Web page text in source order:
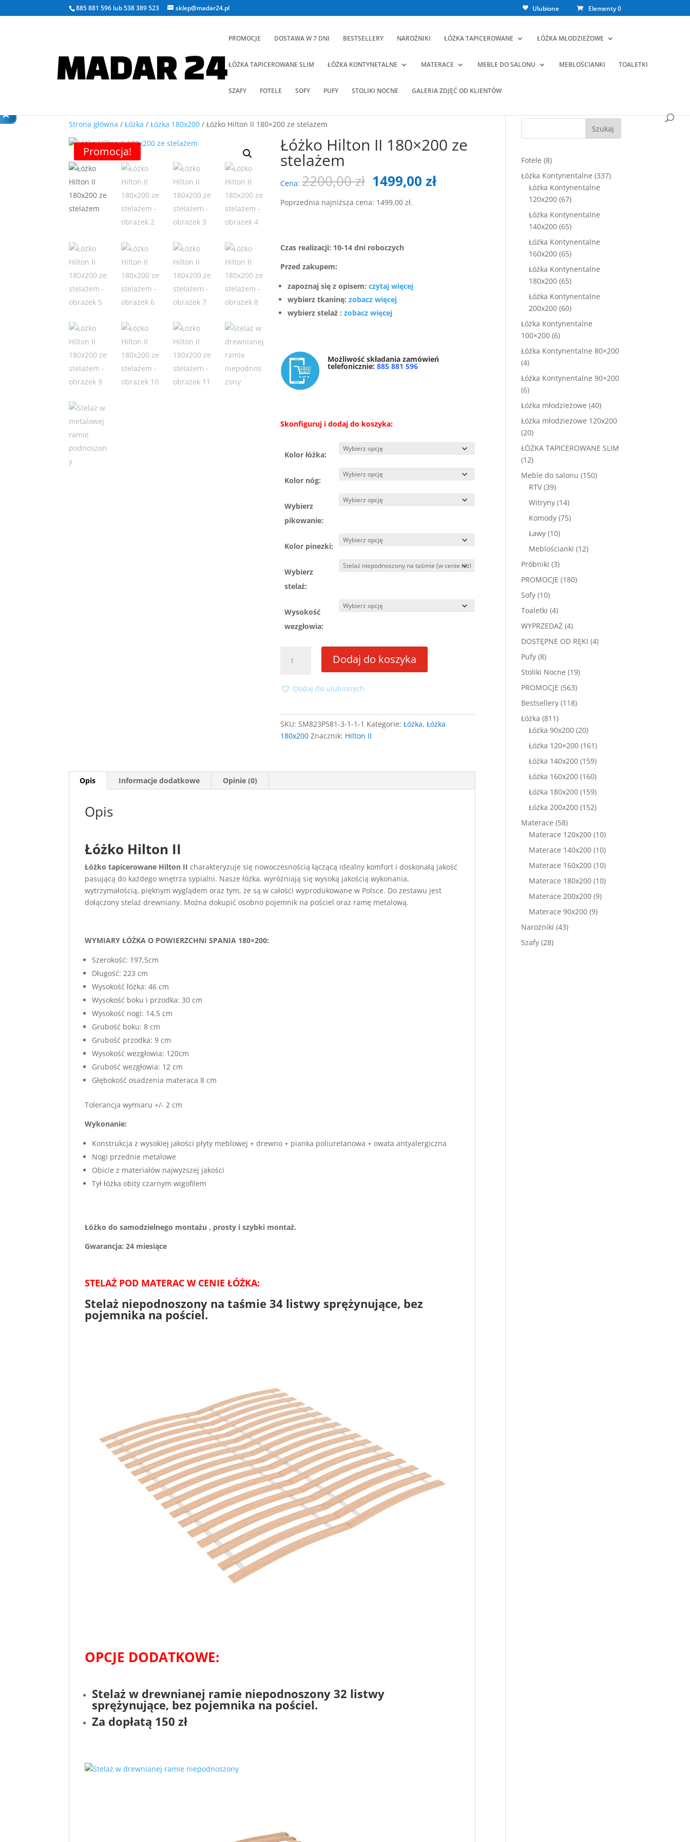
885 881 596 lub538 389 523 sklep@madar24.pl Ulubione Elementy 0
PROMOCJE DOSTAWA W 7 DNI BESTSELLERY NAROŻNIKI ŁÓŻKA TAPICEROWANE ŁÓŻKA MŁODZIEŻOWE
ŁÓŻKA TAPICEROWANE SLIM ŁÓŻKA KONTYNETALNE MATERACE MEBLE DO SALONU MEBLOŚCIANKI TOALETKI
SZAFY FOTELE SOFY PUFY STOLIKI NOCNE GALERIA ZDJĘĆ OD KLIENTÓW
Strona główna /Łóżka /Łóżka 180x200 / Łóżko Hilton II 180×200 ze stelażem
Promocja! Łóżko Hilton II 180×200 ze
stelażem
Cena:2200,00zł Pierwotna
cena
wynosiła:
1499,00złAktualna
Poprzednia najniższa cena: 1499,00zł.
Czas realizacji: 10-14 dni roboczych
Przed zakupem:
zapoznaj się z opisem:czytaj więcej
wybierz tkaninę:zobacz więcej
wybierz stelaż :zobacz więcej
Możliwość składania zamówień
telefonicznie:885 881 596
Skonfiguruj i dodaj do koszyka:
Kolor łóżka:
Kolor nóg:
Wybierz
pikowanie:
Kolor pinezki:
Wybierz
stelaż:
Wysokość
wezgłowia:
Łóżko
II
stelażem
Dodaj do koszyka
Dodaj do ulubionych
SKU:SM823P581-3-1-1-1 Kategorie:Łóżka,Łóżka
180x200 Znacznik: Hilton II
Opis Informacje dodatkowe Opinie (0)
Opis
Łóżko Hilton II
Łóżko tapicerowane Hilton II charakteryzuje się nowoczesnością łączącą idealny komfort i doskonałą jakość
pasującą do każdego wnętrza sypialni. Nasze łóżka, wyróżniają się wysoką jakością wykonania,
wytrzymałością, pięknym wyglądem oraz tym, że są w całości wyprodukowane w Polsce. Do zestawu jest
dołączony stelaż drewniany. Można dokupić osobno pojemnik na pościel oraz ramę metalową.
WYMIARY ŁÓŻKA O POWIERZCHNI SPANIA 180×200:
Szerokość: 197,5cm
Długość: 223 cm
Wysokość łóżka: 46 cm
Wysokość boku i przodka: 30 cm
Wysokość nogi: 14,5 cm
Grubość boku: 8 cm
Grubość przodka: 9 cm
Wysokość wezgłowia: 120cm
Grubość wezgłowia: 12 cm
Głębokość osadzenia materaca 8 cm
Tolerancja wymiaru +/- 2 cm
Wykonanie:
Konstrukcja z wysokiej jakości płyty meblowej + drewno + pianka poliuretanowa + owata antyalergiczna
Nogi przednie metalowe
Obicie z materiałów najwyższej jakości
Tył łóżka obity czarnym wigofilem
Łóżko do samodzielnego montażu , prosty i szybki montaż.
Gwarancja: 24 miesiące
STELAŻ POD MATERAC W CENIE ŁÓŻKA:
Stelaż niepodnoszony na taśmie 34 listwy sprężynujące, bez
pojemnika na pościel.
OPCJE DODATKOWE:
Stelaż w drewnianej ramie niepodnoszony 32 listwy
sprężynujące, bez pojemnika na pościel.
Za dopłatą 150 zł
Szukaj
Fotele 88
produktów
Łóżka Kontynentalne 337337
Łóżka Kontynentalne
120x200 6767
produktów
Łóżka Kontynentalne
140x200 6565
produktów
Łóżka Kontynentalne
160x200 6565
produktów
Łóżka Kontynentalne
180x200 6565
produktów
Łóżka Kontynentalne
200x200 6060
produktów
Łóżka Kontynentalne
100×200 66
produktów
Łóżka Kontynentalne 80×200
44
produkty
Łóżka Kontynentalne 90×200
66
produktów
Łóżka młodzieżowe 4040
produktów
Łóżka młodzieżowe 120x200
2020
produktów
ŁÓŻKA TAPICEROWANE SLIM
1212
produktów
Meble do salonu 150150
RTV 3939
produktów
Witryny 1414
produktów
Komody 7575
Ławy 1010
produktów
Meblościanki 1212
Próbniki 33
produkty
PROMOCJE 180180
Sofy 1010
produktów
Toaletki 44
produkty
WYPRZEDAŻ 44
produkty
DOSTĘPNE OD RĘKI 44
Pufy 88
produktów
Stoliki Nocne 1919
PROMOCJE 563563
produkty
Bestsellery 118118
Łóżka 811811
produktów
Łóżka 90x200 2020
produktów
Łóżka 120×200 161161
produktów
Łóżka 140x200 159159
produktów
Łóżka 160x200 160160
produktów
Łóżka 180x200 159159
produktów
Łóżka 200x200 152152
Materace 5858
produktów
Materace 120x200 1010
produktów
Materace 140x200 1010
produktów
Materace 160x200 1010
produktów
Materace 180x200 1010
Materace 200x200 99
Materace 90x200 99
Narożniki 4343
Szafy 2828